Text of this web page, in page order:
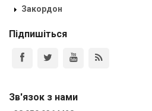
Закордон
Підпишіться
Зв'язок з нами